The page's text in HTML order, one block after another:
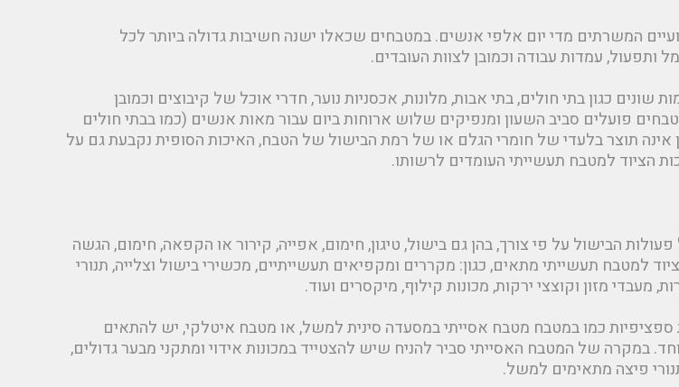
המשרתים מדי יום אלפי אנשים. במטבחים שכאלו ישנה חשיבות גדולה ביותר לכל
ותפעול, עמדות עבודה וכמובן לצוות העובדים.
כגון בתי חולים, בתי אבות, מלונות, אכסניות נוער, חדרי אוכל של קיבוצים וכמובן
פועלים סביב השעון ומנפיקים שלוש ארוחות ביום עבור מאות אנשים (כמו בבתי חולים
אינה תוצר בלעדי של חומרי הגלם או של רמת הבישול של הטבח, האיכות הסופית נקבעת גם על
הציוד למטבח תעשייתי העומדים לרשותו.
הבישול על פי צורך, בהן גם בישול, טיגון, חימום, אפייה, קירור או הקפאה, חימום, הגשה
למטבח תעשייתי מתאים, כגון: מקררים ומקפיאים תעשייתיים, מכשירי בישול וצלייה, תנורי
מעבדי מזון וקוצצי ירקות, מכונות קילוף, מיקסרים ועוד.
ספציפיות כמו במטבח מטבח אסייתי במסעדה סינית למשל, או מטבח איטלקי, יש להתאים
במקרה של המטבח האסייתי סביר להניח שיש להצטייד במכונות אידוי ומתקני מבער גדולים,
פיצה מתאימים למשל.